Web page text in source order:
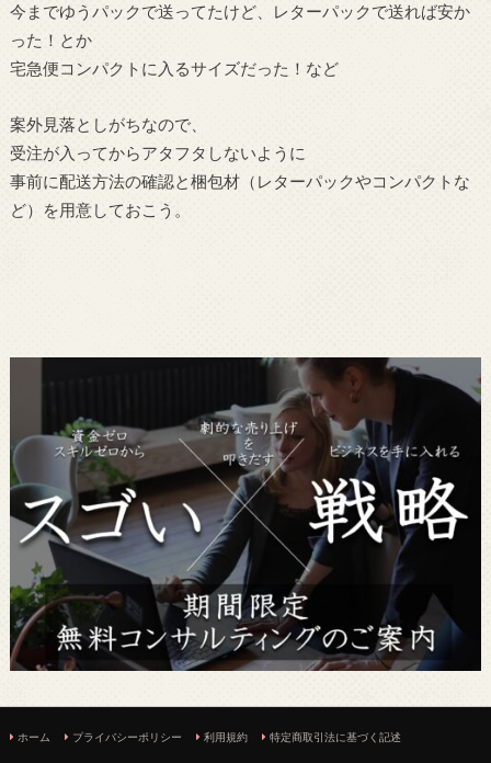
今までゆうパックで送ってたけど、レターパックで送れば安か
った！とか
宅急便コンパクトに入るサイズだった！など
案外見落としがちなので、
受注が入ってからアタフタしないように
事前に配送方法の確認と梱包材（レターパックやコンパクトな
ど）を用意しておこう。
ホーム プライバシーポリシー 利用規約 特定商取引法に基づく記述